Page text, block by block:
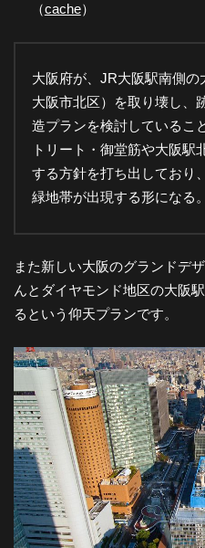
（cache）
大阪府が、JR大阪駅南側の
大阪市北区）を取り壊し、
造プランを検討しているこ
トリート・御堂筋や大阪駅
する方針を打ち出しており
緑地帯が出現する形になる。
また新しい大阪のグランドデ
んとダイヤモンド地区の大阪
るという仰天プランです。